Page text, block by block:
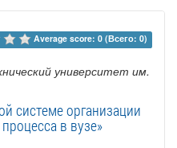
Average score: 0 (Всего: 0)
университет им.
системе организации
в вузе»